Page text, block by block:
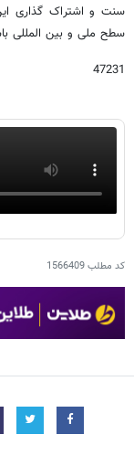
سنت و اشتراک گذاری
سطح ملی و بین المللی
47231
کد مطلب1566409